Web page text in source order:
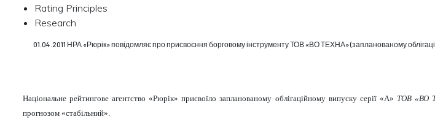
Rating Principles
Research
01.04.2011 НРА «Рюрік» повідомляє про присвоєння борговому інструменту ТОВ «ВО ТЕХНА» (запланованому
Національне рейтингове агентство «Рюрік» присвоїло запланованому облігаційному випуску серії «А» ТОВ «ВО
прогнозом «стабільний».